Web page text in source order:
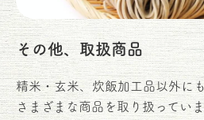
その他、取扱商品
精米・玄米、炊飯加工品以外に
さまざまな商品を取り扱っていま